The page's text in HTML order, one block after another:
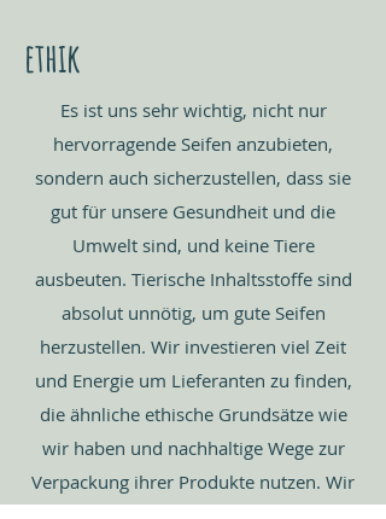
ethik
Es ist uns sehr wichtig, nicht nur
hervorragende Seifen anzubieten,
sondern auch sicherzustellen, dass sie
gut für unsere Gesundheit und die
Umwelt sind, und keine Tiere
ausbeuten. Tierische Inhaltsstoffe sind
absolut unnötig, um gute Seifen
herzustellen. Wir investieren viel Zeit
und Energie um Lieferanten zu finden,
die ähnliche ethische Grundsätze wie
wir haben und nachhaltige Wege zur
Verpackung ihrer Produkte nutzen. Wir